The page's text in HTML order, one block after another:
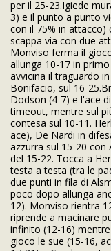
per il 25-23.Igiede
3) e il punto a punto
con il 75% in attacco)
scappa via con due
Monviso ferma il
allunga 10-17 in
avvicina il traguardo
Bonifacio, sul 16-
Dodson (4-7) e l'ace
timeout, mentre sul
contesa sul 10-11.
ace), De Nardi in
azzurra sul 15-20 con
del 15-22. Tocca a
testa a testa (tra le
due punti in fila di
poco dopo allunga
12). Monviso rientra
riprende a macinare
infinito (12-16)
gioco le sue (15-16,